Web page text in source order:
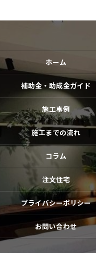
ホーム
補助金・助成金ガイド
施工事例
施工までの流れ
コラム
注文住宅
プライバシーポリシー
お問い合わせ